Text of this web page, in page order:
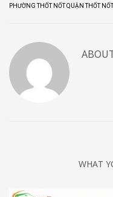
PHƯỜNG THỐT NỐT QUẬN THỐT NỐT
WHAT